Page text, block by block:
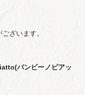
ざいます。
バンビーノピアッ